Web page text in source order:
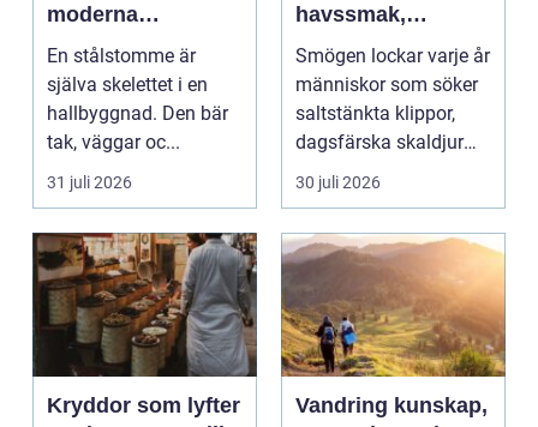
moderna
hallbyggnader
En stålstomme är
själva skelettet i en
hallbyggnad. Den bär
tak, väggar oc...
31 juli 2026
havssmak,
småskalighet och
personligt urval
Smögen lockar varje år
människor som söker
saltstänkta klippor,
dagsfärska skaldjur
och genuina smak...
30 juli 2026
Kryddor som lyfter
Vandring kunskap,